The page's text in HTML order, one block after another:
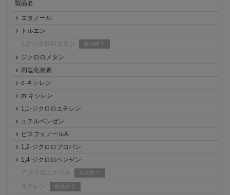
製品名
エタノール
トルエン
1,2-ジクロロエタン
販売終了
ジクロロメタン
四塩化炭素
o-キシレン
m-キシレン
1,1-ジクロロエチレン
エチルベンゼン
ビスフェノールA
1,2-ジクロロプロパン
1,4-ジクロロベンゼン
アクリロニトリル
販売終了
スチレン 販売終了